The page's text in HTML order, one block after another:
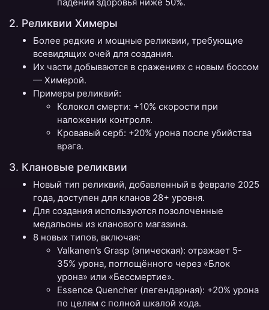
падении здоровья ниже 50%.
2. Реликвии Химеры
Более редкие и мощные реликвии, требующие
всевидящих очей для создания.
Их части добываются в сражениях с новым боссом
— Химерой.
Примеры реликвий:
Колокол смерти: +10% скорости при
наложении контроля.
Кровавый серб: +20% урона после убийства
врага.
3. Клановые реликвии
Новый тип реликвий, добавленный в феврале 2025
года, доступен для кланов 28+ уровня.
Для создания используются позолоченные
медальоны из кланового магазина.
8 новых типов, включая:
Valkanen’s Grasp (эпическая): отражает 5-
35% урона, поглощённого через «Блок
урона» или «Бессмертие».
Essence Quencher (легендарная): +20% урона
по целям с полной шкалой хода.